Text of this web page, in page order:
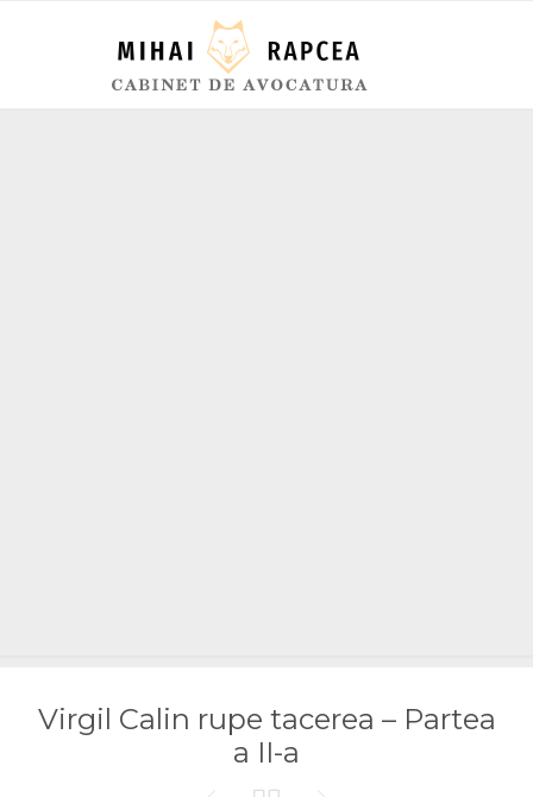
Virgil Calin rupe tacerea – Partea
a II-a